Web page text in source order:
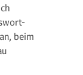
beim